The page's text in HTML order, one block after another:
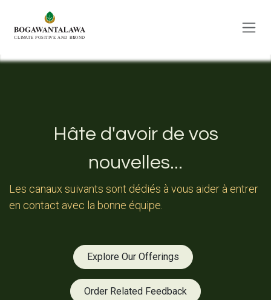
​Hâte d'avoir de vos
nouvelles...
Les canaux suivants sont dédiés à vous aider à entrer
en contact avec la bonne équipe.
Explore Our Offerings
Order Related Feedback